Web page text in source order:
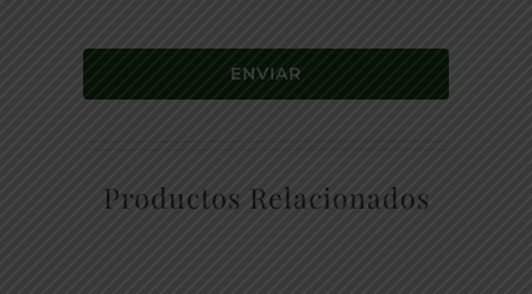
ENVIAR
Productos Relacionados